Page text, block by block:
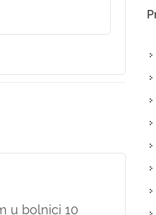
u bolnici 10